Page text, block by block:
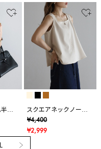
袖
スクエアネックノース
リブラウス
¥4,400
¥2,999